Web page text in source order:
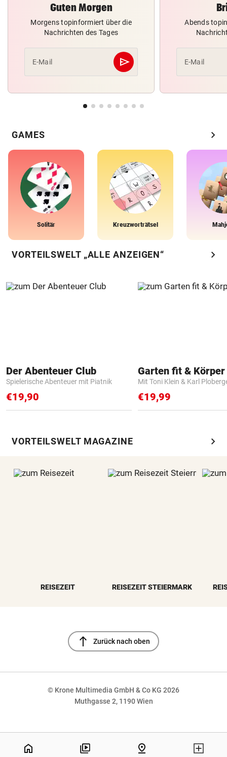
Guten Morgen
Morgens topinformiert über die
Nachrichten des Tages
E-Mail send
Abschicken
Abends
E-Mail
GAMES chevron_right
Solitär Kreuzworträtsel
VORTEILSWELT „ALLE ANZEIGEN“ chevron_right
Der Abenteuer Club
Spielerische Abenteuer mit Piatnik
€19,90
Garten fit &
Mit Toni Klein & Karl
€19,99
VORTEILSWELT MAGAZINE chevron_right
REISEZEIT REISEZEIT STEIERMARK
north Zurück nach oben
© Krone Multimedia GmbH & Co KG 2026
Muthgasse 2, 1190 Wien
home pin_drop
NaN%